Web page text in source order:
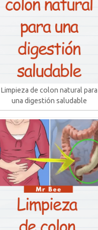
Limpieza de colon natural para
una digestión saludable